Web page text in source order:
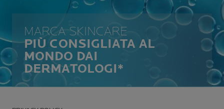
MARCA SKINCARE
PIÙ CONSIGLIATA AL
MONDO DAI
DERMATOLOGI*